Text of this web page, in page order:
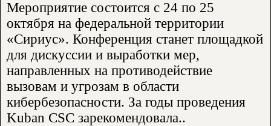
Мероприятие состоится с 24 по 25
октября на федеральной территории
«Сириус». Конференция станет площадкой
для дискуссии и выработки мер,
направленных на противодействие
вызовам и угрозам в области
кибербезопасности. За годы проведения
Kuban CSC зарекомендовала..